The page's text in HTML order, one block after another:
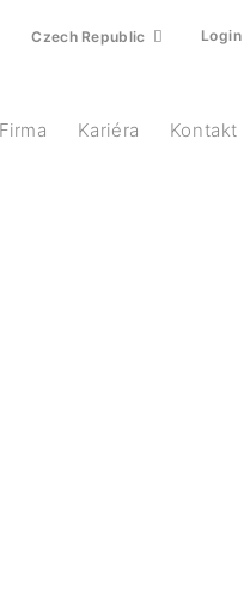
Czech Republic Login
Firma Kariéra Kontakt